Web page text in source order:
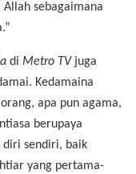
sebagaimana
di Metro TVjuga
Kedamaina
apa pun agama,
berupaya
diri sendiri, baik
yang pertama-